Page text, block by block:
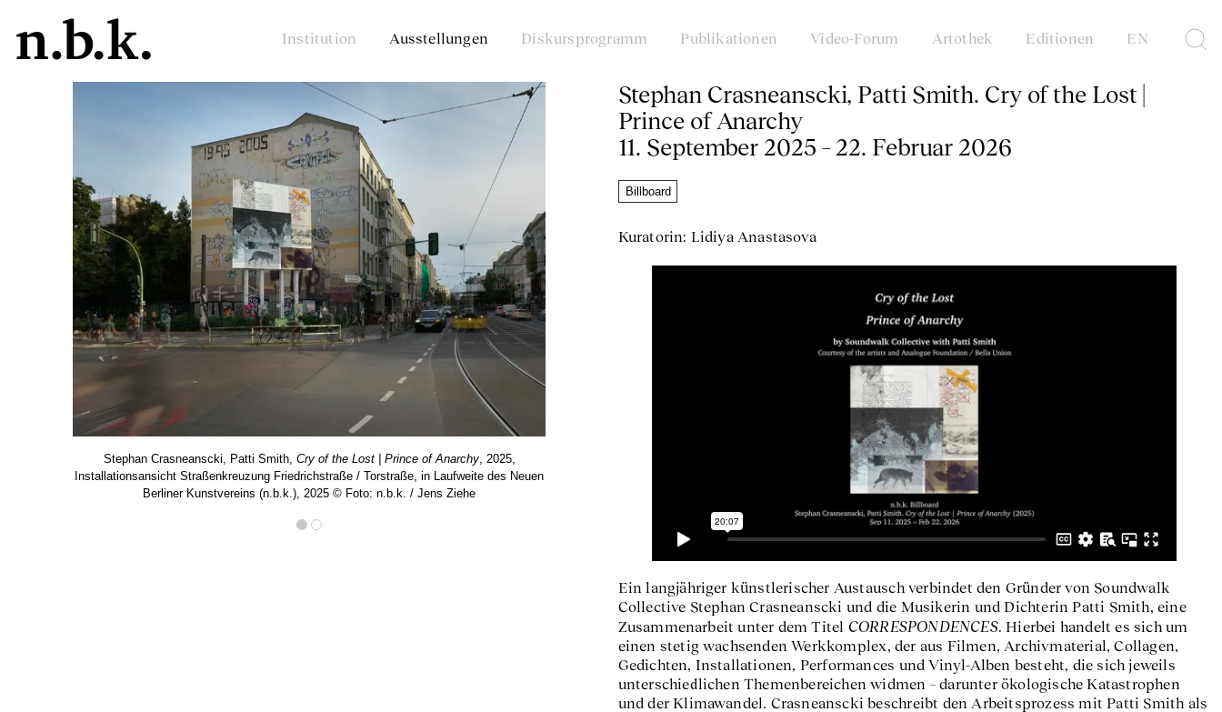
Institution Ausstellungen Diskursprogramm Publikationen Video-Forum Artothek Editionen EN
Stephan Crasneanscki, Patti Smith, Cry of the Lost | Prince of Anarchy, 2025,
Installationsansicht Straßenkreuzung Friedrichstraße / Torstraße, in Laufweite des Neuen
Berliner Kunstvereins (n.b.k.), 2025 © Foto: n.b.k. / Jens Ziehe
Stephan Crasneanscki und Patti Smith, 2025 © Courtesy Stephan Crasneanscki, Patti Smith
Stephan Crasneanscki, Patti Smith. Cry of the Lost |
Prince of Anarchy
11. September 2025 – 22. Februar 2026
Billboard
Kuratorin: Lidiya Anastasova
Ein langjähriger künstlerischer Austausch verbindet den Gründer von Soundwalk
Collective Stephan Crasneanscki und die Musikerin und Dichterin Patti Smith, eine
Zusammenarbeit unter dem Titel CORRESPONDENCES. Hierbei handelt es sich um
einen stetig wachsenden Werkkomplex, der aus Filmen, Archivmaterial, Collagen,
Gedichten, Installationen, Performances und Vinyl-Alben besteht, die sich jeweils
unterschiedlichen Themenbereichen widmen – darunter ökologische Katastrophen
und der Klimawandel. Crasneanscki beschreibt den Arbeitsprozess mit Patti Smith als